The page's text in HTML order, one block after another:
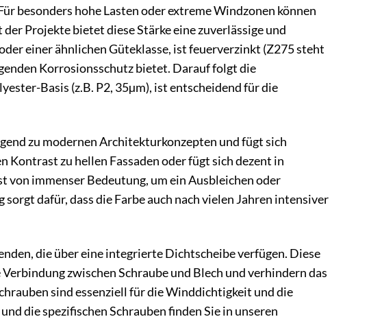
besonders hohe Lasten oder extreme Windzonen können
Projekte bietet diese Stärke eine zuverlässige und
einer ähnlichen Güteklasse, ist feuerverzinkt (Z275 steht
Korrosionsschutz bietet. Darauf folgt die
Basis (z.B. P2, 35µm), ist entscheidend für die
zu modernen Architekturkonzepten und fügt sich
Kontrast zu hellen Fassaden oder fügt sich dezent in
immenser Bedeutung, um ein Ausbleichen oder
dafür, dass die Farbe auch nach vielen Jahren intensiver
die über eine integrierte Dichtscheibe verfügen. Diese
zwischen Schraube und Blech und verhindern das
sind essenziell für die Winddichtigkeit und die
die spezifischen Schrauben finden Sie in unseren